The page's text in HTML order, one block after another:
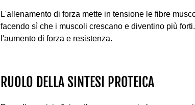
L'allenamento di forza mette in tensione le fibre
facendo sì che i muscoli crescano e diventino più
l'aumento di forza e resistenza.
RUOLO DELLA SINTESI PROTEICA